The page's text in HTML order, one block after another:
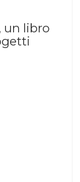
un libro